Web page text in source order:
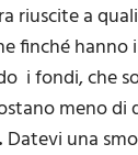
riuscite a
finché hanno
i fondi, che
meno di
Datevi una